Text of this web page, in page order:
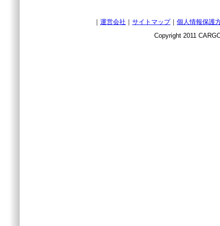
｜ 運営会社 ｜ サイトマップ｜ 個人情報保護
Copyright 2011